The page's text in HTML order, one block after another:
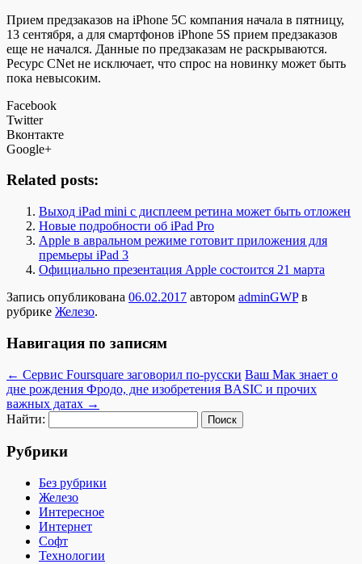
Прием предзаказов на iPhone 5C компания начала в пятницу,
13 сентября, а для смартфонов iPhone 5S прием предзаказов
еще не начался. Данные по предзаказам не раскрываются.
Ресурс CNet не исключает, что спрос на новинку может быть
пока невысоким.
Facebook
Twitter
Вконтакте
Google+
Related posts:
Выход iPad mini с дисплеем ретина может быть отложен
Новые подробности об iPad Pro
Apple в авральном режиме готовит приложения для
премьеры iPad 3
Официально презентация Apple состоится 21 марта
Запись опубликована 06.02.2017 автором adminGWPв
рубрике Железо.
Навигация по записям
← Сервис Foursquare заговорил по-русски Ваш Мак знает о
дне рождения Фродо, дне изобретения BASIC и прочих
важных датах →
Найти:
Рубрики
Без рубрики
Железо
Интересное
Интернет
Софт
Технологии